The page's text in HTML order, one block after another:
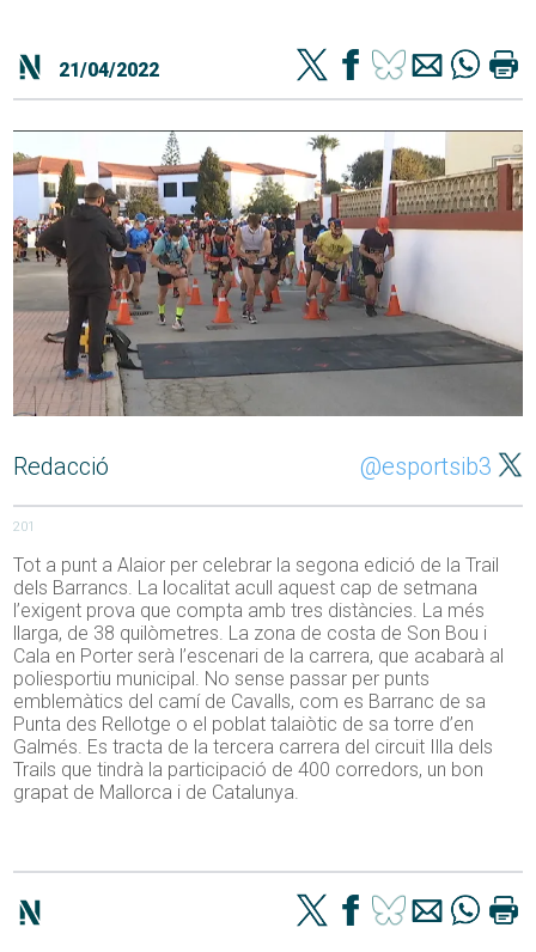
21/04/2022
Redacció @esportsib3
201
Tot a punt a Alaior per celebrar la segona edició de la Trail
dels Barrancs. La localitat acull aquest cap de setmana
l’exigent prova que compta amb tres distàncies. La més
llarga, de 38 quilòmetres. La zona de costa de Son Bou i
Cala en Porter serà l’escenari de la carrera, que acabarà al
poliesportiu municipal. No sense passar per punts
emblemàtics del camí de Cavalls, com es Barranc de sa
Punta des Rellotge o el poblat talaiòtic de sa torre d’en
Galmés. Es tracta de la tercera carrera del circuit Illa dels
Trails que tindrà la participació de 400 corredors, un bon
grapat de Mallorca i de Catalunya.